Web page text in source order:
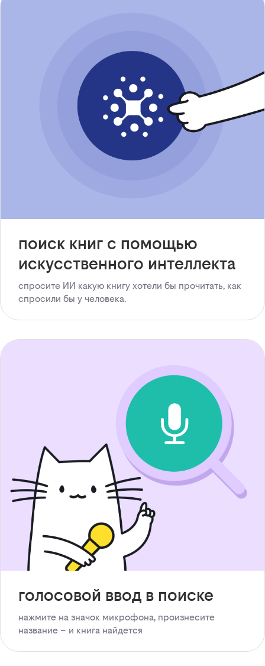
поиск книг с помощью
искусственного интеллекта
спросите ИИ какую книгу хотели бы прочитать, как
спросили бы у человека.
голосовой ввод в поиске
нажмите на значок микрофона, произнесите
название – и книга найдется